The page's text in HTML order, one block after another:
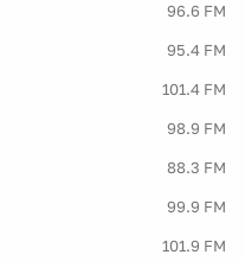
96.6 FM
95.4 FM
101.4 FM
98.9 FM
88.3 FM
99.9 FM
101.9 FM